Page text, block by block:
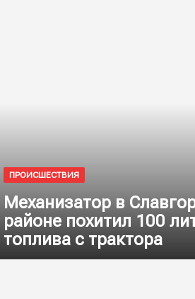
ПРОИСШЕСТВИЯ
Механизатор в
районе похитил 100
топлива с трактора